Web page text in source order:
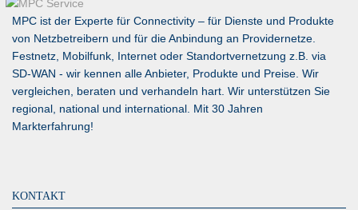
MPC ist der Experte für Connectivity – für Dienste und Produkte
von Netzbetreibern und für die Anbindung an Providernetze.
Festnetz, Mobilfunk, Internet oder Standortvernetzung z.B. via
SD-WAN - wir kennen alle Anbieter, Produkte und Preise. Wir
vergleichen, beraten und verhandeln hart. Wir unterstützen Sie
regional, national und international. Mit 30 Jahren
Markterfahrung!
KONTAKT